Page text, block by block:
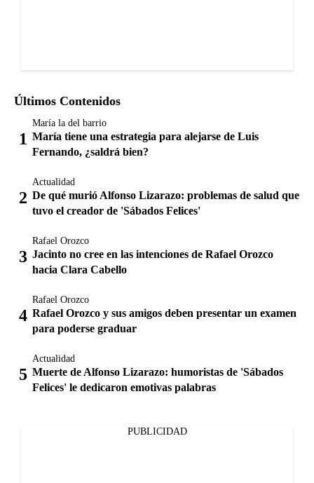
Últimos Contenidos
María la del barrio
María tiene una estrategia para alejarse de Luis
Fernando, ¿saldrá bien?
Actualidad
De qué murió Alfonso Lizarazo: problemas de salud que
tuvo el creador de 'Sábados Felices'
Rafael Orozco
Jacinto no cree en las intenciones de Rafael Orozco
hacia Clara Cabello
Rafael Orozco
Rafael Orozco y sus amigos deben presentar un examen
para poderse graduar
Actualidad
Muerte de Alfonso Lizarazo: humoristas de 'Sábados
Felices' le dedicaron emotivas palabras
PUBLICIDAD